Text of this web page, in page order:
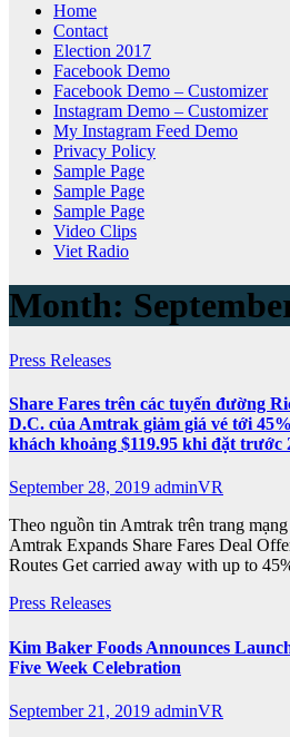
Home
Contact
Election 2017
Facebook Demo
Facebook Demo – Customizer
Instagram Demo – Customizer
My Instagram Feed Demo
Privacy Policy
Sample Page
Sample Page
Sample Page
Video Clips
Viet Radio
Month:
Press Releases
Share Fares trên các tuyến đường
D.C. của Amtrak giảm giá vé tới
khách khoảng $119.95 khi đặt trước
September 28, 2019 adminVR
Theo nguồn tin Amtrak trên trang
Amtrak Expands Share Fares Deal
Routes Get carried away with up to
Press Releases
Kim Baker Foods Announces
Five Week Celebration
September 21, 2019 adminVR